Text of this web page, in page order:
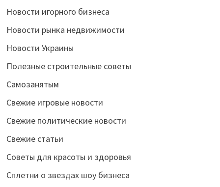
Новости игорного бизнеса
Новости рынка недвижимости
Новости Украины
Полезные строительные советы
Самозанятым
Свежие игровые новости
Свежие политические новости
Свежие статьи
Советы для красоты и здоровья
Сплетни о звездах шоу бизнеса